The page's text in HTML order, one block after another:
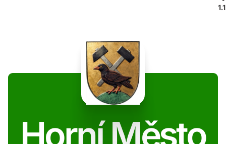
Horní Město